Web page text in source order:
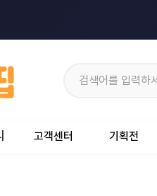
고객센터 기획전